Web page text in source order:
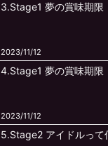
3.Stage1 夢の賞味期限
2023/11/12
4.Stage1 夢の賞味期限
2023/11/12
5.Stage2 アイドルって